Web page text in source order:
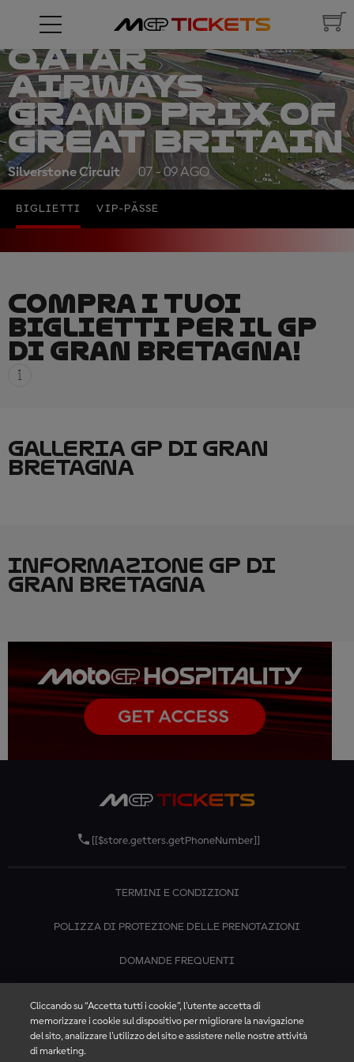
QATAR
AIRWAYS
GRAND PRIX OF
GREAT BRITAIN
Silverstone Circuit 07 - 09 AGO
BIGLIETTI VIP-PÄSSE
COMPRA I TUOI
BIGLIETTI PER IL GP
DI GRAN BRETAGNA!
GALLERIA GP DI GRAN
BRETAGNA
INFORMAZIONE GP DI
GRAN BRETAGNA
[[$store.getters.getPhoneNumber]]
TERMINI E CONDIZIONI
POLIZZA DI PROTEZIONE DELLE PRENOTAZIONI
DOMANDE FREQUENTI
Cliccando su “Accetta tutti i cookie”, l'utente accetta di
memorizzare i cookie sul dispositivo per migliorare la navigazione
del sito, analizzare l'utilizzo del sito e assistere nelle nostre attività
di marketing.